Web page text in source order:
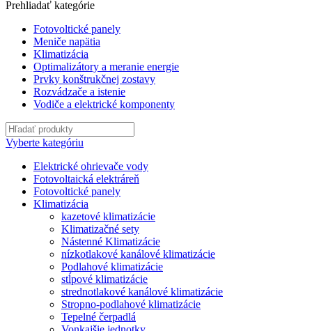
Prehliadať kategórie
Fotovoltické panely
Meniče napätia
Klimatizácia
Optimalizátory a meranie energie
Prvky konštrukčnej zostavy
Rozvádzače a istenie
Vodiče a elektrické komponenty
Vyberte kategóriu
Elektrické ohrievače vody
Fotovoltaická elektráreň
Fotovoltické panely
Klimatizácia
kazetové klimatizácie
Klimatizačné sety
Nástenné Klimatizácie
nízkotlakové kanálové klimatizácie
Podlahové klimatizácie
stĺpové klimatizácie
strednotlakové kanálové klimatizácie
Stropno-podlahové klimatizácie
Tepelné čerpadlá